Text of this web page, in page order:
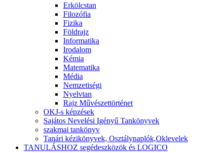
Erkölcstan
Filozófia
Fizika
Földrajz
Informatika
Irodalom
Kémia
Matematika
Média
Nemzetiségi
Nyelvtan
Rajz Művészettörténet
OKJ-s képzések
Sajátos Nevelési Igényű Tankönyvek
szakmai tankönyv
Tanári kézikönyvek, Osztálynaplók,Oklevelek
TANULÁSHOZ segédeszközök és LOGICO